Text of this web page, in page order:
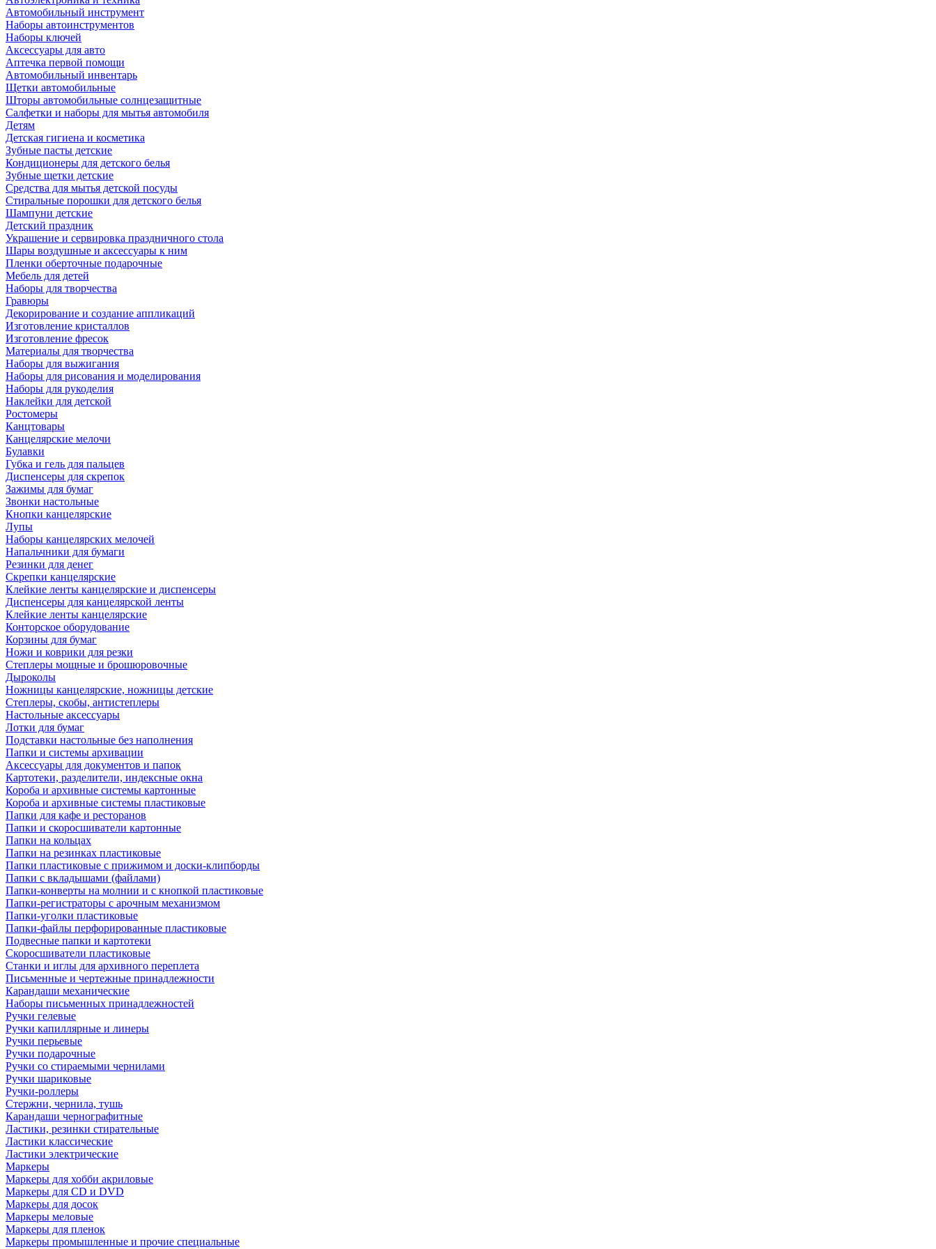
Автомобильный инструмент
Наборы автоинструментов
Наборы ключей
Аксессуары для авто
Аптечка первой помощи
Автомобильный инвентарь
Щетки автомобильные
Шторы автомобильные солнцезащитные
Салфетки и наборы для мытья автомобиля
Детям
Детская гигиена и косметика
Зубные пасты детские
Кондиционеры для детского белья
Зубные щетки детские
Средства для мытья детской посуды
Стиральные порошки для детского белья
Шампуни детские
Детский праздник
Украшение и сервировка праздничного стола
Шары воздушные и аксессуары к ним
Пленки оберточные подарочные
Мебель для детей
Наборы для творчества
Гравюры
Декорирование и создание аппликаций
Изготовление кристаллов
Изготовление фресок
Материалы для творчества
Наборы для выжигания
Наборы для рисования и моделирования
Наборы для рукоделия
Наклейки для детской
Ростомеры
Канцтовары
Канцелярские мелочи
Булавки
Губка и гель для пальцев
Диспенсеры для скрепок
Зажимы для бумаг
Звонки настольные
Кнопки канцелярские
Лупы
Наборы канцелярских мелочей
Напальчники для бумаги
Резинки для денег
Скрепки канцелярские
Клейкие ленты канцелярские и диспенсеры
Диспенсеры для канцелярской ленты
Клейкие ленты канцелярские
Конторское оборудование
Корзины для бумаг
Ножи и коврики для резки
Степлеры мощные и брошюровочные
Дыроколы
Ножницы канцелярские, ножницы детские
Степлеры, скобы, антистеплеры
Настольные аксессуары
Лотки для бумаг
Подставки настольные без наполнения
Папки и системы архивации
Аксессуары для документов и папок
Картотеки, разделители, индексные окна
Короба и архивные системы картонные
Короба и архивные системы пластиковые
Папки для кафе и ресторанов
Папки и скоросшиватели картонные
Папки на кольцах
Папки на резинках пластиковые
Папки пластиковые с прижимом и доски-клипборды
Папки с вкладышами (файлами)
Папки-конверты на молнии и с кнопкой пластиковые
Папки-регистраторы с арочным механизмом
Папки-уголки пластиковые
Папки-файлы перфорированные пластиковые
Подвесные папки и картотеки
Скоросшиватели пластиковые
Станки и иглы для архивного переплета
Письменные и чертежные принадлежности
Карандаши механические
Наборы письменных принадлежностей
Ручки гелевые
Ручки капиллярные и линеры
Ручки перьевые
Ручки подарочные
Ручки со стираемыми чернилами
Ручки шариковые
Ручки-роллеры
Стержни, чернила, тушь
Карандаши чернографитные
Ластики, резинки стирательные
Ластики классические
Ластики электрические
Маркеры
Маркеры для хобби акриловые
Маркеры для CD и DVD
Маркеры для досок
Маркеры меловые
Маркеры для пленок
Маркеры промышленные и прочие специальные